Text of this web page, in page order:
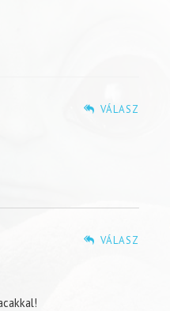
VÁLASZ
VÁLASZ